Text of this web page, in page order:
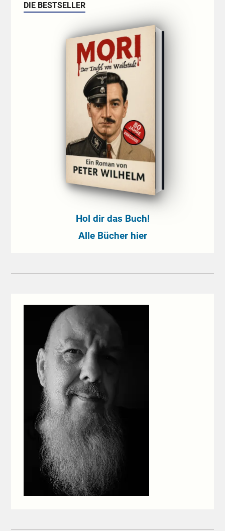
DIE BESTSELLER
Hol dir das Buch!
Alle Bücher hier